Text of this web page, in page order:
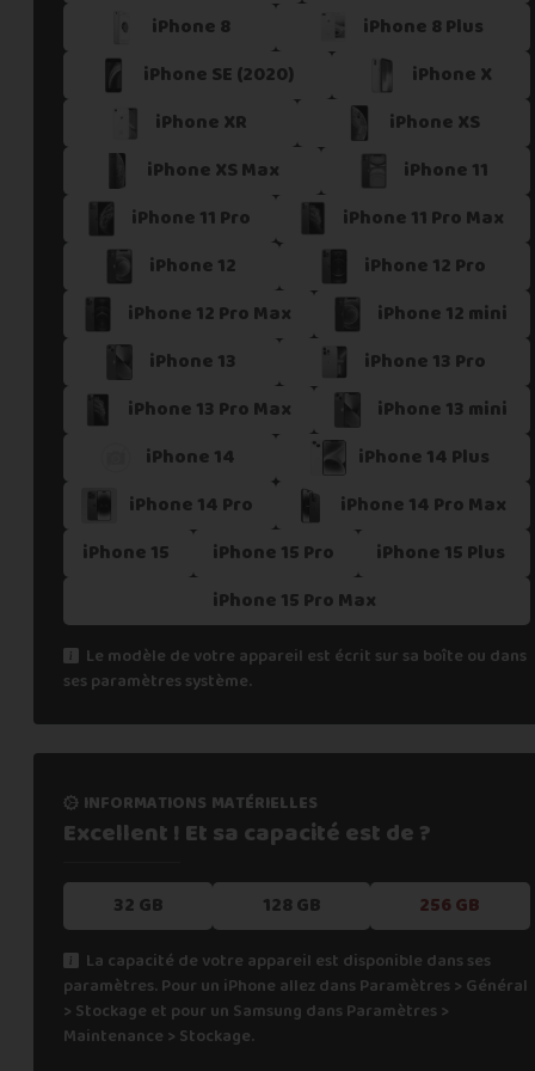
Si vous ne trouvez pas une offre correspondant aux
Vous pouvez éventuellement nous contacter.
iPhone 8
iPhone 8 Plus
iPhone SE (2020)
iPhone X
iPhone XR
iPhone XS
iPhone XS Max
iPhone 11
iPhone 11 Pro
iPhone 11 Pro Max
iPhone 12
iPhone 12 Pro
iPhone 12 Pro Max
iPhone 12 mini
iPhone 13
iPhone 13 Pro
iPhone 13 Pro Max
iPhone 13 mini
iPhone 14
iPhone 14 Plus
iPhone 14 Pro
iPhone 14 Pro Max
iPhone 15
iPhone 15 Pro
iPhone 15 Plus
iPhone 15 Pro Max
Le modèle de votre appareil est écrit sur sa boîte ou dans
ses paramètres système.
informations matérielles
Excellent ! Et sa capacitéest de ?
32 GB 128 GB 256 GB
La capacité de votre appareil est disponible dans ses
paramètres. Pour un iPhone allez dans Paramètres > Général
> Stockage et pour un Samsung dans Paramètres >
Maintenance > Stockage.